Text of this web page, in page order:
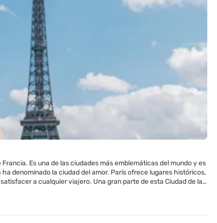
Es una de las ciudades más emblemáticas del mundo y es
denominado la ciudad del amor. París ofrece lugares históricos,
a cualquier viajero. Una gran parte de esta Ciudad de la